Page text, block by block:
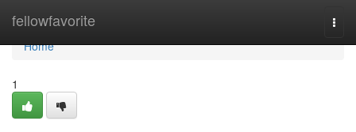
fellowfavorite
Home
Home
1